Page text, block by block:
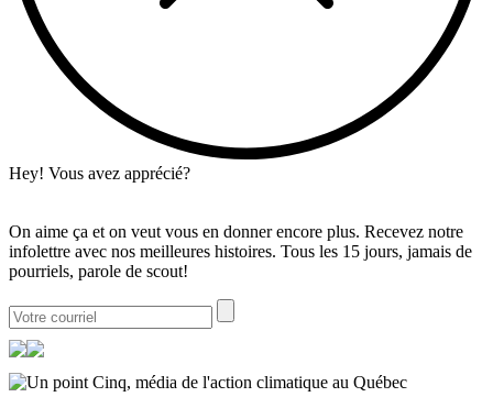
Hey! Vous avez apprécié?
On aime ça et on veut vous en donner encore plus. Recevez notre
infolettre avec nos meilleures histoires. Tous les 15 jours, jamais de
pourriels, parole de scout!